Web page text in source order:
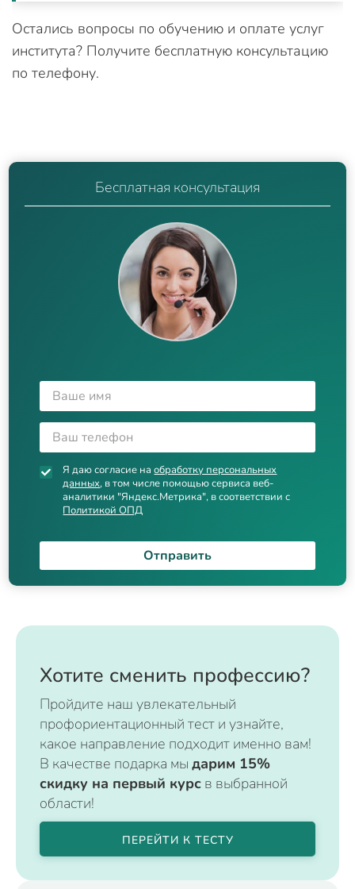
Остались вопросы по обучению и оплате услуг
института? Получите бесплатную консультацию
по телефону.
Бесплатная консультация
Я даю согласие наобработку персональных
данных, в том числе помощью сервиса веб-
аналитики "Яндекс.Метрика", в соответствии с
Политикой ОПД
Отправить
Хотите сменить профессию?
Пройдите наш увлекательный
профориентационный тест и узнайте,
какое направление подходит именно вам!
В качестве подарка мы дарим 15%
скидку на первый курс в выбранной
области!
ПЕРЕЙТИ К ТЕСТУ